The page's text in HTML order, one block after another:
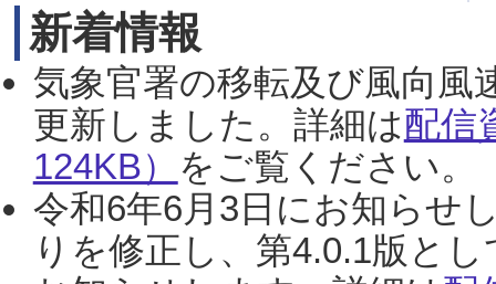
新着情報
気象官署の移転及び風向風
更新しました。詳細は配信
124KB） をご覧ください。
令和6年6月3日にお知らせ
りを修正し、第4.0.1版と